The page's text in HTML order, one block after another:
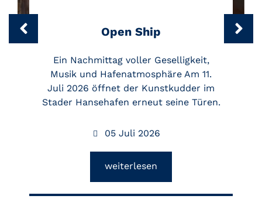
Open Ship
Ein Nachmittag voller Geselligkeit,
Musik und Hafenatmosphäre Am 11.
Juli 2026 öffnet der Kunstkudder im
Stader Hansehafen erneut seine Türen.
05 Juli 2026
weiterlesen